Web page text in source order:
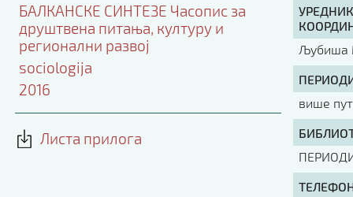
БАЛКАНСКЕ СИНТЕЗЕ Часопис за
друштвена питања, културу и
регионални развој
sociologija
2016
Листа прилога
УРЕДНИК
Љубиша
више